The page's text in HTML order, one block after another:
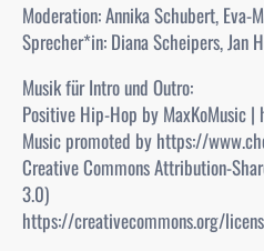
Moderation: Annika Schubert, Eva-
Sprecher*in: Diana Scheipers, Jan
Musik für Intro und Outro:
Positive Hip-Hop by MaxKoMusic
Music promoted by https://
Creative Commons Attribution-
3.0)
https://creativecommons.org/